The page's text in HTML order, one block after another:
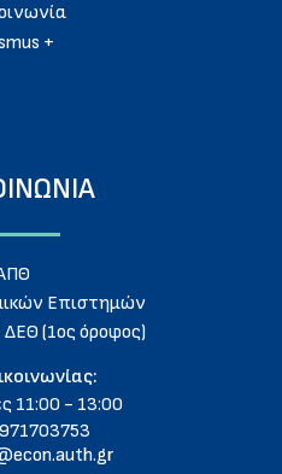
+
Επιστημών
(1ος όροφος)
11:00 - 13:00